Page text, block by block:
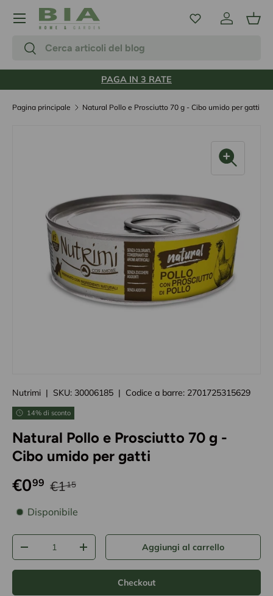
Passa ai contenuti
CercaCerca
Accedi
Menu
PAGA IN 3 RATE
Pagina principale Natural Pollo e Prosciutto 70 g - Cibo umido per gatti
Nutrimi | SKU: 30006185 | Codice a barre: 2701725315629
14% di sconto
Natural Pollo e Prosciutto 70 g -
Cibo umido per gatti
€099 €115
disponibilità prodotto
Disponibile
Q.tà
-
+ Aggiungi al carrello
Checkout